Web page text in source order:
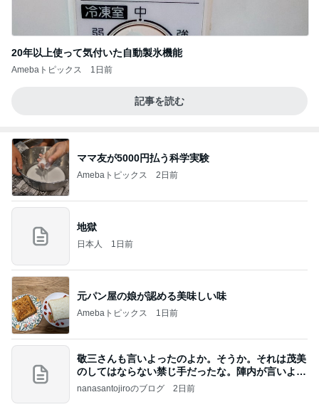
20年以上使って気付いた自動製氷機能
Amebaトピックス 1日前
記事を読む
ママ友が5000円払う科学実験
Amebaトピックス 2日前
地獄
日本人 1日前
元パン屋の娘が認める美味しい味
Amebaトピックス 1日前
敬三さんも言いよったのよか。そうか。それは茂美
のしてはならない禁じ手だったな。陣内が言いよる
のよ
nanasantojiroのブログ 2日前